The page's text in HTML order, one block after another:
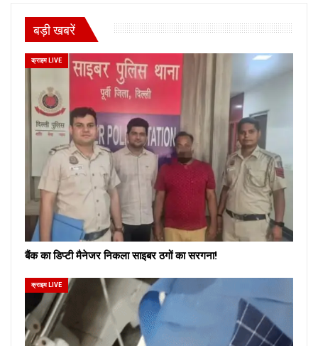
बड़ी खबरें
क्राइम LIVE
बैंक का डिप्टी मैनेजर निकला साइबर ठगों का सरगना!
क्राइम LIVE